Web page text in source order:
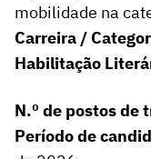
mobilidade na
Carreira /
Habilitação
N.º de postos de
Período de